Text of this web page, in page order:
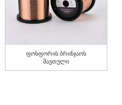
ფოსფორის ბრინჯაოს
მავთული